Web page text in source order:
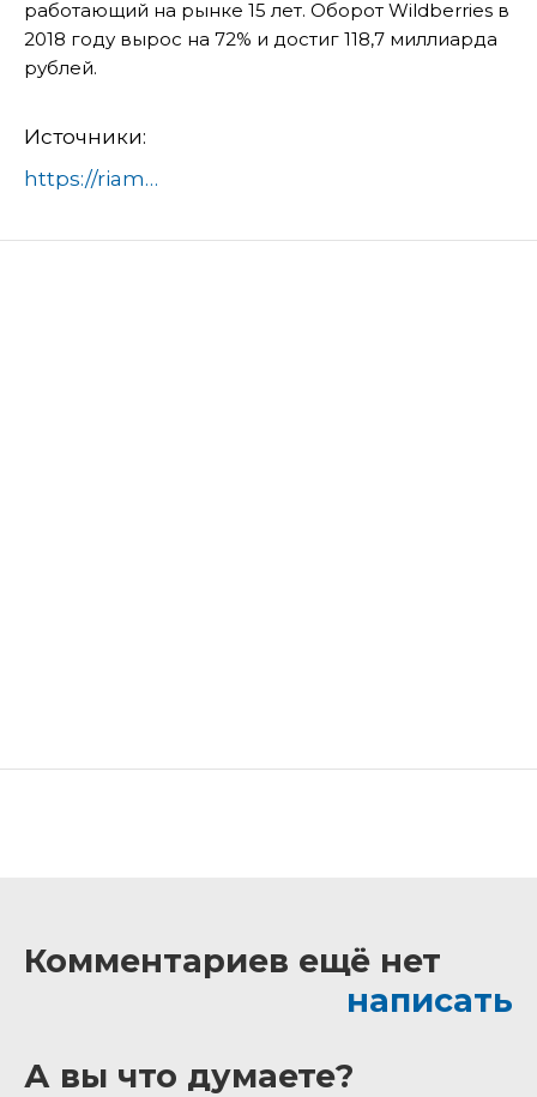
работающий на рынке 15 лет. Оборот Wildberries в
2018 году вырос на 72% и достиг 118,7 миллиарда
рублей.
Источники:
https://riamo.ru/article/377915/vlasti-podmoskovya-podderzhat-razvitie-kompanii-wildberries.xl
Комментариев ещё нет
написать
А вы что думаете?